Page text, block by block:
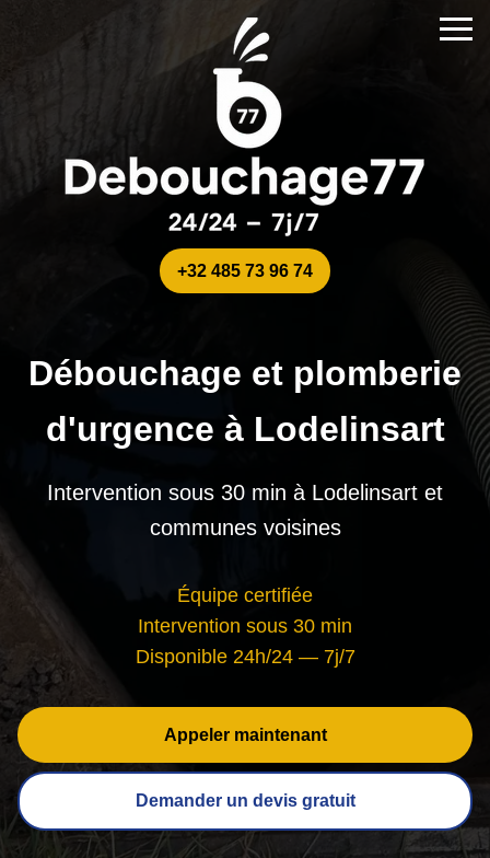
+32 485 73 96 74
Débouchage et plomberie
d'urgence à Lodelinsart
Intervention sous 30 min à Lodelinsart et
communes voisines
Équipe certifiée
Intervention sous 30 min
Disponible 24h/24 — 7j/7
Appeler maintenant
Demander un devis gratuit